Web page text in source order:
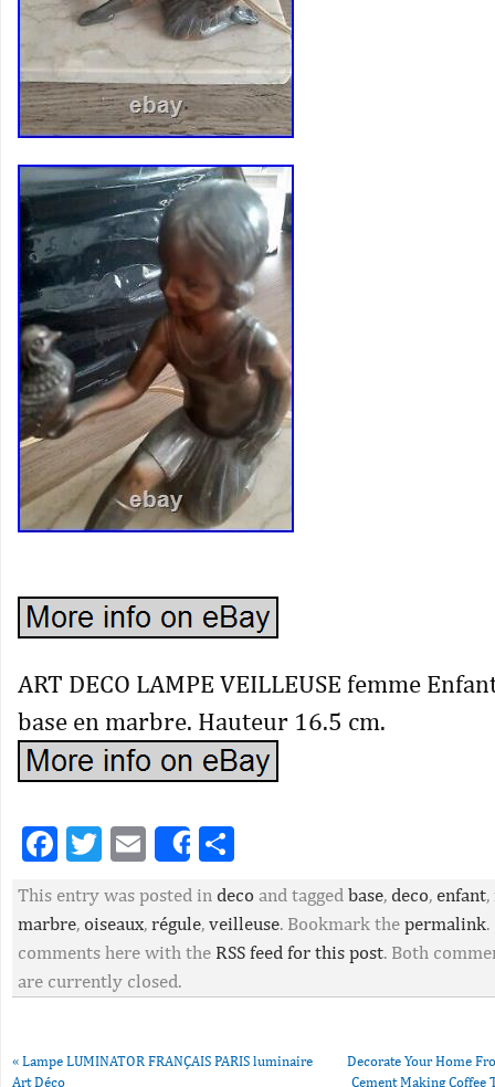
ART DECO LAMPE VEILLEUSE femme
base en marbre. Hauteur 16.5 cm.
Facebook
Twitter
EmailShare
This entry was posted in deco and tagged base, deco, enfant,
marbre, oiseaux, régule, veilleuse. Bookmark the permalink
comments here with the RSS feed for this post. Both
are currently closed.
« Lampe LUMINATOR FRANÇAIS PARIS luminaire
Art Déco
Decorate Your Home
Cement Making Coffee